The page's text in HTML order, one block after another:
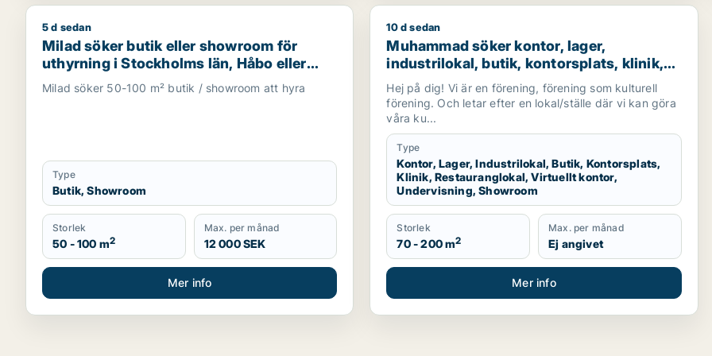
Milad söker butik eller showroom för uthyrning i Stockholms län, Håbo eller Knivsta
5 d sedan
Milad söker butik eller showroom för
uthyrning i Stockholms län, Håbo eller
Knivsta
Milad söker 50-100 m² butik / showroom att hyra
Type
Butik, Showroom
Storlek
50 - 100 m2
Max. per månad
12 000 SEK
Mer info
Muhammad söker kontor, lager, industrilokal,
10 d sedan
Muhammad söker kontor, lager,
industrilokal, butik, kontorsplats, klinik,
restauranglokal, virtuellt kontor,
undervisning eller showroom för
uthyrning i Botkyrka eller Södertälje
Hej på dig! Vi är en förening, förening som kulturell
förening. Och letar efter en lokal/ställe där vi kan göra
våra ku...
Type
Kontor, Lager, Industrilokal, Butik, Kontorsplats,
Klinik, Restauranglokal, Virtuellt kontor,
Undervisning, Showroom
Storlek
70 - 200 m2
Max. per månad
Ej angivet
Mer info